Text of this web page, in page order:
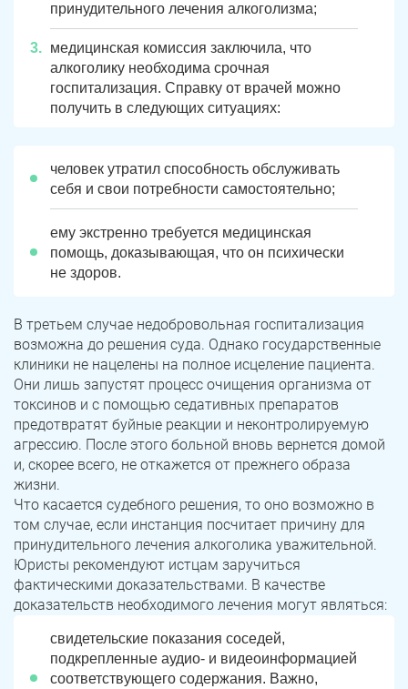
принудительного лечения алкоголизма;
медицинская комиссия заключила, что
алкоголику необходима срочная
госпитализация. Справку от врачей можно
получить в следующих ситуациях:
человек утратил способность обслуживать
себя и свои потребности самостоятельно;
ему экстренно требуется медицинская
помощь, доказывающая, что он психически
не здоров.
В третьем случае недобровольная госпитализация
возможна до решения суда. Однако государственные
клиники не нацелены на полное исцеление пациента.
Они лишь запустят процесс очищения организма от
токсинов и с помощью седативных препаратов
предотвратят буйные реакции и неконтролируемую
агрессию. После этого больной вновь вернется домой
и, скорее всего, не откажется от прежнего образа
жизни.
Что касается судебного решения, то оно возможно в
том случае, если инстанция посчитает причину для
принудительного лечения алкоголика уважительной.
Юристы рекомендуют истцам заручиться
фактическими доказательствами. В качестве
доказательств необходимого лечения могут являться:
свидетельские показания соседей,
подкрепленные аудио- и видеоинформацией
соответствующего содержания. Важно,